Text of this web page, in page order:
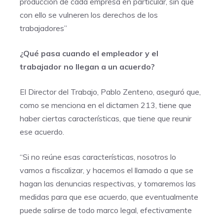
con ello se vulneren los derechos de los
trabajadores”
¿Qué pasa cuando el empleador y el
trabajador no llegan a un acuerdo?
El Director del Trabajo, Pablo Zenteno, aseguró que,
como se menciona en el dictamen 213, tiene que
haber ciertas características, que tiene que reunir
ese acuerdo.
“Si no reúne esas características, nosotros lo
vamos a fiscalizar, y hacemos el llamado a que se
hagan las denuncias respectivas, y tomaremos las
medidas para que ese acuerdo, que eventualmente
puede salirse de todo marco legal, efectivamente